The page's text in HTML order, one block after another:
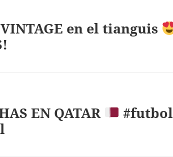
en el tianguis
EN QATAR
#futbol